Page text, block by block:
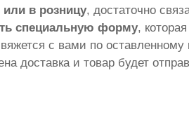
или в розницу, достаточно
специальную форму,
с вами по
доставка и товар будет